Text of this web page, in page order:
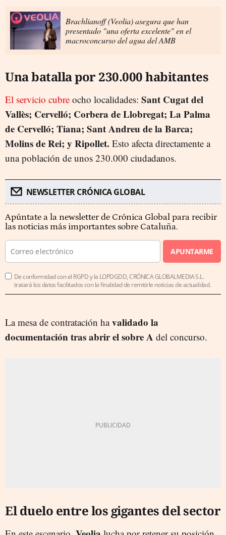
Brachlianoff (Veolia) asegura que han
presentado "una oferta excelente" en el
macroconcurso del agua del AMB
Una batalla por 230.000 habitantes
El servicio cubre ocho localidades: Sant Cugat del
Vallès; Cervelló; Corbera de Llobregat; La Palma
de Cervelló; Tiana; Sant Andreu de la Barca;
Molins de Rei; y Ripollet. Esto afecta directamente a
una población de unos 230.000 ciudadanos.
NEWSLETTER CRÓNICA GLOBAL
Apúntate a la newsletter de Crónica Global para recibir
las noticias más importantes sobre Cataluña.
APUNTARME
De conformidad con el RGPD y la LOPDGDD, CRÓNICA GLOBALMEDIA S.L.
tratará los datos facilitados con la finalidad de remitirle noticias de actualidad.
La mesa de contratación havalidado la
documentación tras abrir el sobre A del concurso.
El duelo entre los gigantes del sector